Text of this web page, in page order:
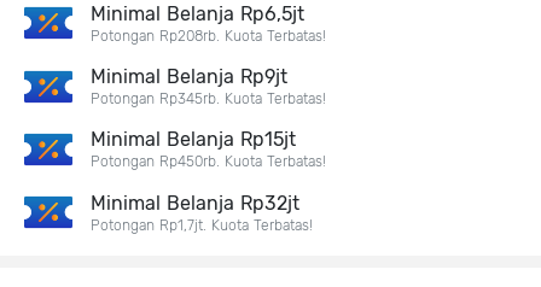
Minimal Belanja Rp6,5jt
Potongan Rp208rb. Kuota Terbatas!
Minimal Belanja Rp9jt
Potongan Rp345rb. Kuota Terbatas!
Minimal Belanja Rp15jt
Potongan Rp450rb. Kuota Terbatas!
Minimal Belanja Rp32jt
Potongan Rp1,7jt. Kuota Terbatas!